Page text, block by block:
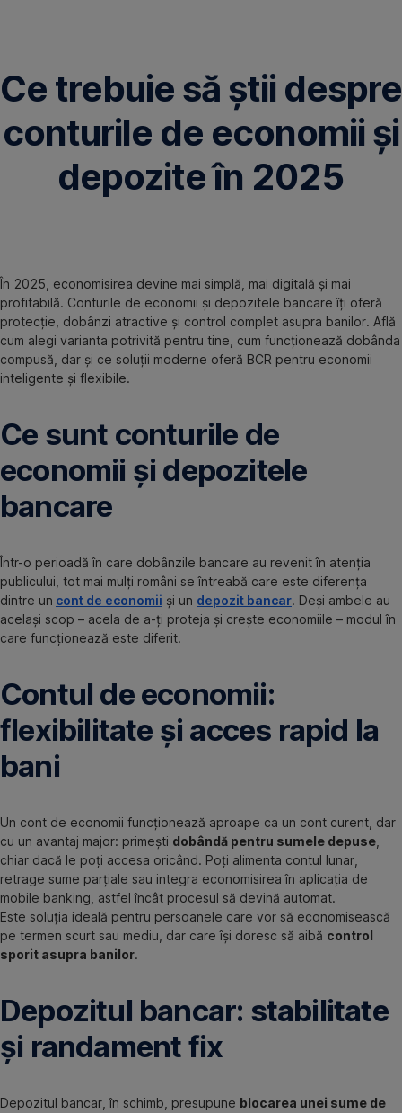
Ce trebuie să știi despre
conturile de economii și
depozite în 2025
În 2025, economisirea devine mai simplă, mai digitală și mai
profitabilă. Conturile de economii și depozitele bancare îți oferă
protecție, dobânzi atractive și control complet asupra banilor. Află
cum alegi varianta potrivită pentru tine, cum funcționează dobânda
compusă, dar și ce soluții moderne oferă BCR pentru economii
inteligente și flexibile.
Ce sunt conturile de
economii și depozitele
bancare
Într-o perioadă în care dobânzile bancare au revenit în atenția
publicului, tot mai mulți români se întreabă care este diferența
dintre un cont de economii și un depozit bancar. Deși ambele au
același scop – acela de a-ți proteja și crește economiile – modul în
care funcționează este diferit.
Contul de economii:
flexibilitate și acces rapid la
bani
Un cont de economii funcționează aproape ca un cont curent, dar
cu un avantaj major: primești dobândă pentru sumele depuse
chiar dacă le poți accesa oricând. Poți alimenta contul lunar,
retrage sume parțiale sau integra economisirea în aplicația de
mobile banking, astfel încât procesul să devină automat.
Este soluția ideală pentru persoanele care vor să economisească
pe termen scurt sau mediu, dar care își doresc să aibă control
sporit asupra banilor.
Depozitul bancar: stabilitate
și randament fix
Depozitul bancar, în schimb, presupune blocarea unei sume de